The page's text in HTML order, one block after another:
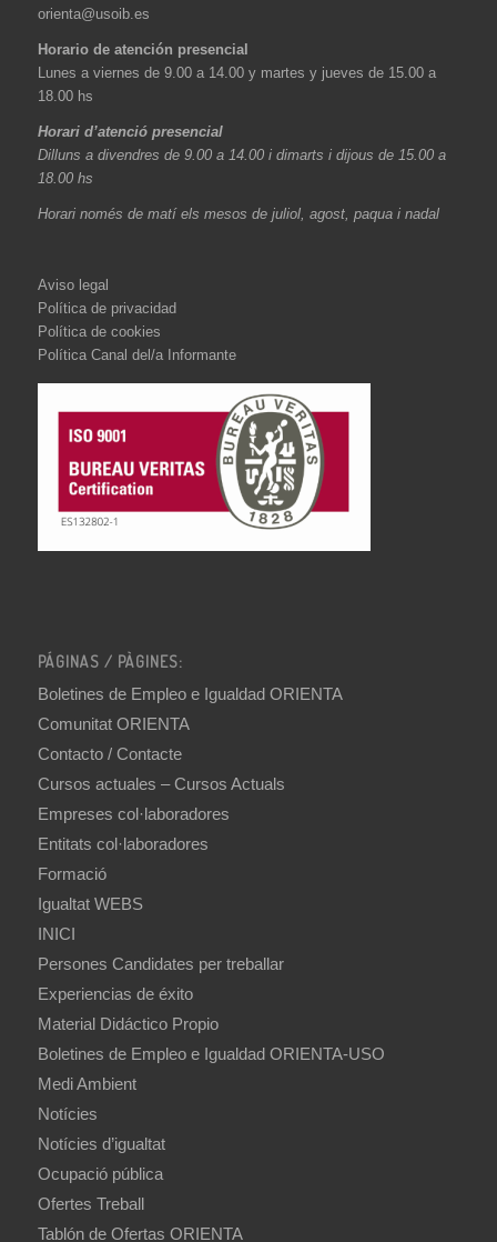
orienta@usoib.es
Horario de atención presencial
Lunes a viernes de 9.00 a 14.00 y martes y jueves de 15.00 a
18.00 hs
Horari d’atenció presencial
Dilluns a divendres de 9.00 a 14.00 i dimarts i dijous de 15.00 a
18.00 hs
Horari només de matí els mesos de juliol, agost, paqua i nadal
Aviso legal
Política de privacidad
Política de cookies
Política Canal del/a Informante
PÁGINAS / PÀGINES:
Boletines de Empleo e Igualdad ORIENTA
Comunitat ORIENTA
Contacto / Contacte
Cursos actuales – Cursos Actuals
Empreses col·laboradores
Entitats col·laboradores
Formació
Igualtat WEBS
INICI
Persones Candidates per treballar
Experiencias de éxito
Material Didáctico Propio
Boletines de Empleo e Igualdad ORIENTA-USO
Medi Ambient
Notícies
Notícies d’igualtat
Ocupació pública
Ofertes Treball
Tablón de Ofertas ORIENTA